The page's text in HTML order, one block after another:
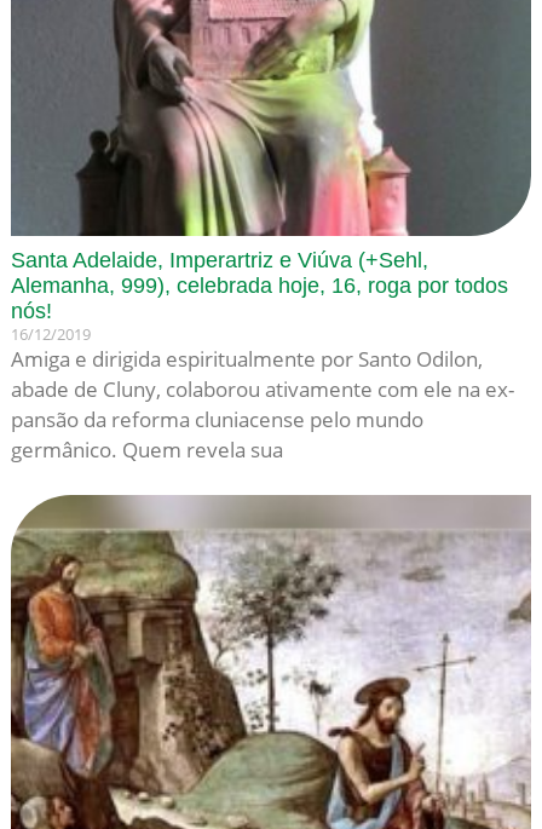
Santa Adelaide, Imperartriz e Viúva (+Sehl,
Alemanha, 999), celebrada hoje, 16, roga por todos
nós!
16/12/2019
Amiga e dirigida espiritualmente por San­to Odilon,
abade de Cluny, cola­borou ativamente com ele na ex­
pansão da reforma cluniacense pelo mundo
germânico. Quem revela sua